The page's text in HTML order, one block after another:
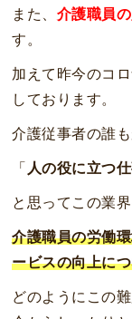
また、 介護職員
す。
加えて昨今のコ
しております。
介護従事者の誰も
「 人の役に立つ
と思ってこの業
介護職員の労働
ービスの向上に
どのようにこの